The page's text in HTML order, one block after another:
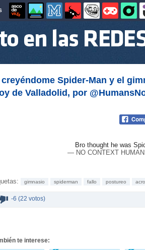
creyéndome Spider‑Man y el
de Valladolid, por
Bro thought he was
— NO CONTEXT
gimnasio spiderman fallo postureo
-6 (22 votos)
te interese: